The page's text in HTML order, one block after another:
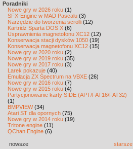
Poradniki
Nowe gry w 2026 roku (1)
SFX-Engine w MAD Pascalu (3)
Narzędzie do tworzenia scrolli (12)
Kartridż Sparta DOS X (6)
Usprawnienia magnetofonu XC12 (12)
Konserwacja stacji dysków 1050 (19)
Konserwacja magnetofonu XC12 (15)
Nowe gry w 2020 roku (2)
Nowe gry w 2019 roku (35)
Nowe gry w 2017 roku (3)
Larek pokazuje (40)
Emulacja ZX Spectrum na VBXE (26)
Nowe gry w 2016 roku (7)
Nowe gry w 2015 roku (4)
Partycjonowanie karty SIDE (APT/FAT16/FAT32)
(1)
BMPVIEW(34)
Atari ST dla opornych (75)
Nowe gry w 2014 roku (19)
Tritone engine (11)
QChan Engine (6)
nowsze starsze